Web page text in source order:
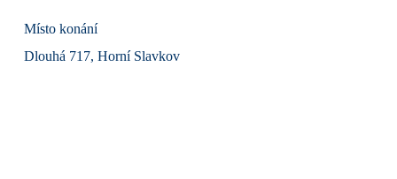
Místo konání
Dlouhá 717, Horní Slavkov